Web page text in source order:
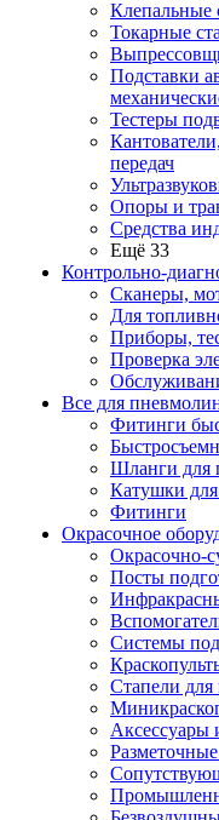
Клепальные
Токарные
Подставки
Тестеры
передач
Опоры и
Средства
Ещё 33
Контрольно-
Сканеры,
Для
Приборы,
Проверка
Все для
Фитинги
Шланги для
Катушки для
Фитинги
Окрасочное
Окрасочно-
Посты
Системы
Стапели для
Аксессуары